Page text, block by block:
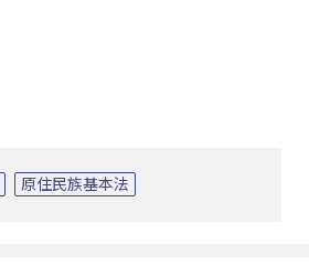
原住民族基本法